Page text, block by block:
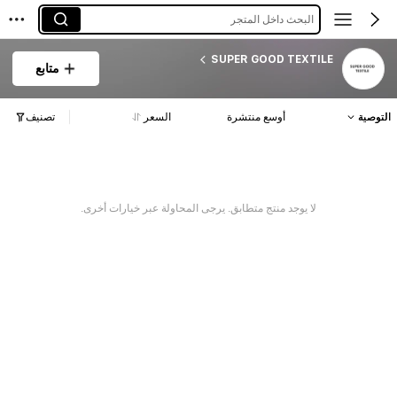
البحث داخل المتجر
SUPER GOOD TEXTILE
متابع
التوصية أوسع منتشرة السعر تصنيف
لا يوجد منتج متطابق. يرجى المحاولة عبر خيارات أخرى.